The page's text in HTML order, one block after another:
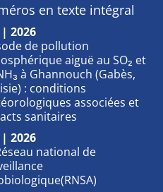
en texte intégral
2026
de pollution
aiguë au SO₂ et
à Ghannouch (Gabès,
: conditions
associées et
sanitaires
2026
national de